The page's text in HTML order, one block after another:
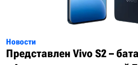
Новости
Представлен Vivo S2 –